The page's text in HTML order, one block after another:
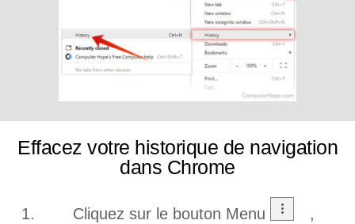
Effacez votre historique de navigation
dans Chrome
Cliquez sur le bouton Menu ,